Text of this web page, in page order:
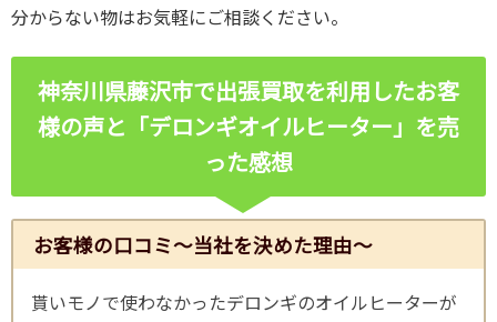
分からない物はお気軽にご相談ください。
神奈川県藤沢市で出張買取を利用したお客
様の声と「デロンギオイルヒーター」を売
った感想
お客様の口コミ～当社を決めた理由～
貰いモノで使わなかったデロンギのオイルヒーターが